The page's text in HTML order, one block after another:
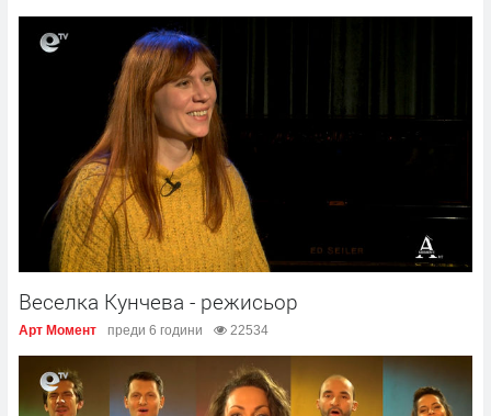
Веселка Кунчева - режисьор
Арт Момент преди 6 години 22534